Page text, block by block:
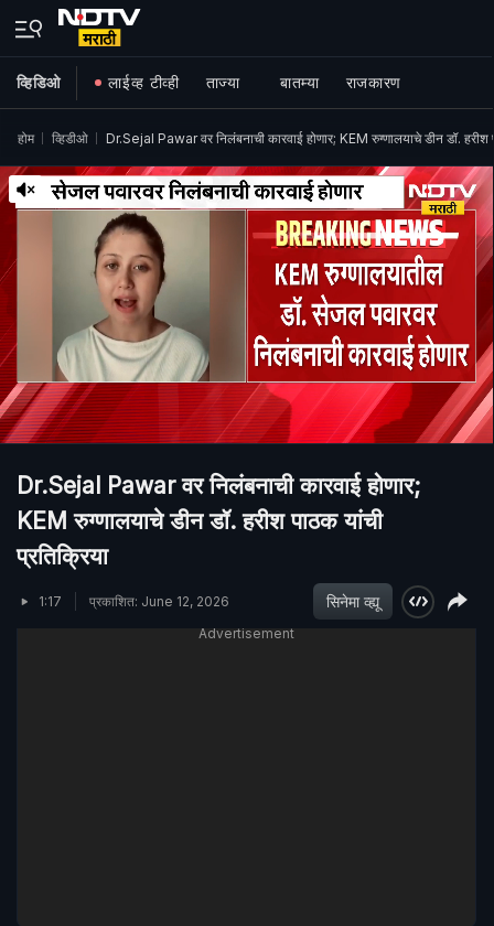
व्हिडिओ लाईव्ह टीव्ही ताज्या बातम्या राजकारण
होम व्हिडीओ Dr.Sejal Pawar वर निलंबनाची कारवाई होणार; KEM रुग्णालयाचे डीन डॉ. हरीश
Dr.Sejal Pawar वर निलंबनाची कारवाई होणार;
KEM रुग्णालयाचे डीन डॉ. हरीश पाठक यांची
प्रतिक्रिया
1:17 प्रकाशित: June 12, 2026 सिनेमा व्ह्यू
Advertisement